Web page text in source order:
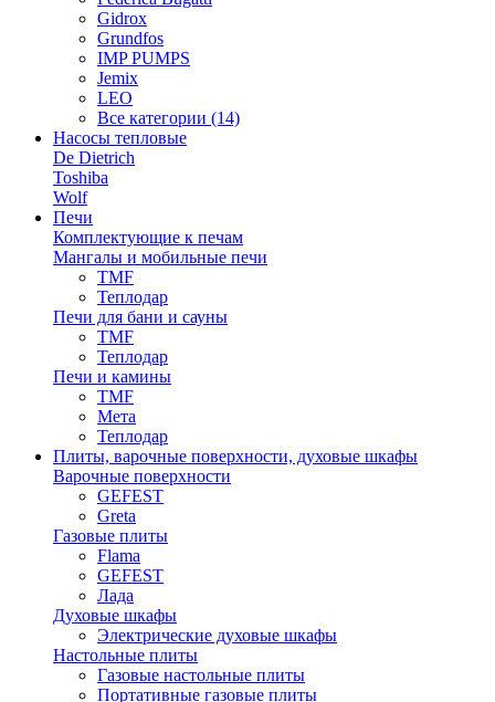
Gidrox
Grundfos
IMP PUMPS
Jemix
LEO
Все категории (14)
Насосы тепловые
De Dietrich
Toshiba
Wolf
Печи
Комплектующие к печам
Мангалы и мобильные печи
TMF
Теплодар
Печи для бани и сауны
TMF
Теплодар
Печи и камины
TMF
Мета
Теплодар
Плиты, варочные поверхности, духовые шкафы
Варочные поверхности
GEFEST
Greta
Газовые плиты
Flama
GEFEST
Лада
Духовые шкафы
Электрические духовые шкафы
Настольные плиты
Газовые настольные плиты
Портативные газовые плиты